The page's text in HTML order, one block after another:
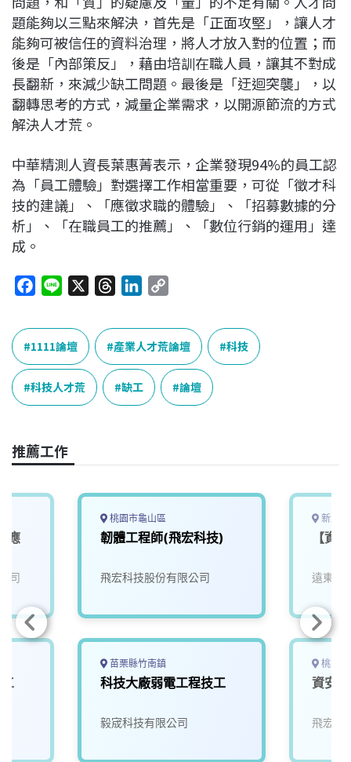
題能夠以三點來解決，首先是「正面攻堅」，讓人才
能夠可被信任的資料治理，將人才放入對的位置；而
後是「內部策反」，藉由培訓在職人員，讓其不對成
長翻新，來減少缺工問題。最後是「迂迴突襲」，以
翻轉思考的方式，減量企業需求，以開源節流的方式
解決人才荒。
中華精測人資長葉惠菁表示，企業發現94%的員工認
為「員工體驗」對選擇工作相當重要，可從「徵才科
技的建議」、「應徵求職的體驗」、「招募數據的分
析」、「在職員工的推薦」、「數位行銷的運用」達
成。
c
e
b
o
o
n
e
r
e
a
d
s
n
k
e
d
I
p
y
L
n
1111論壇 產業人才荒論壇 科技
科技人才荒 缺工 論壇
推薦工作
應
司
桃園市龜山區
韌體工程師(飛宏科技)
飛宏科技股份有限公司
苗栗縣竹南鎮
科技大廠弱電工程技工
毅宬科技有限公司
新北
【資
遠東國
桃園
資安
飛宏科